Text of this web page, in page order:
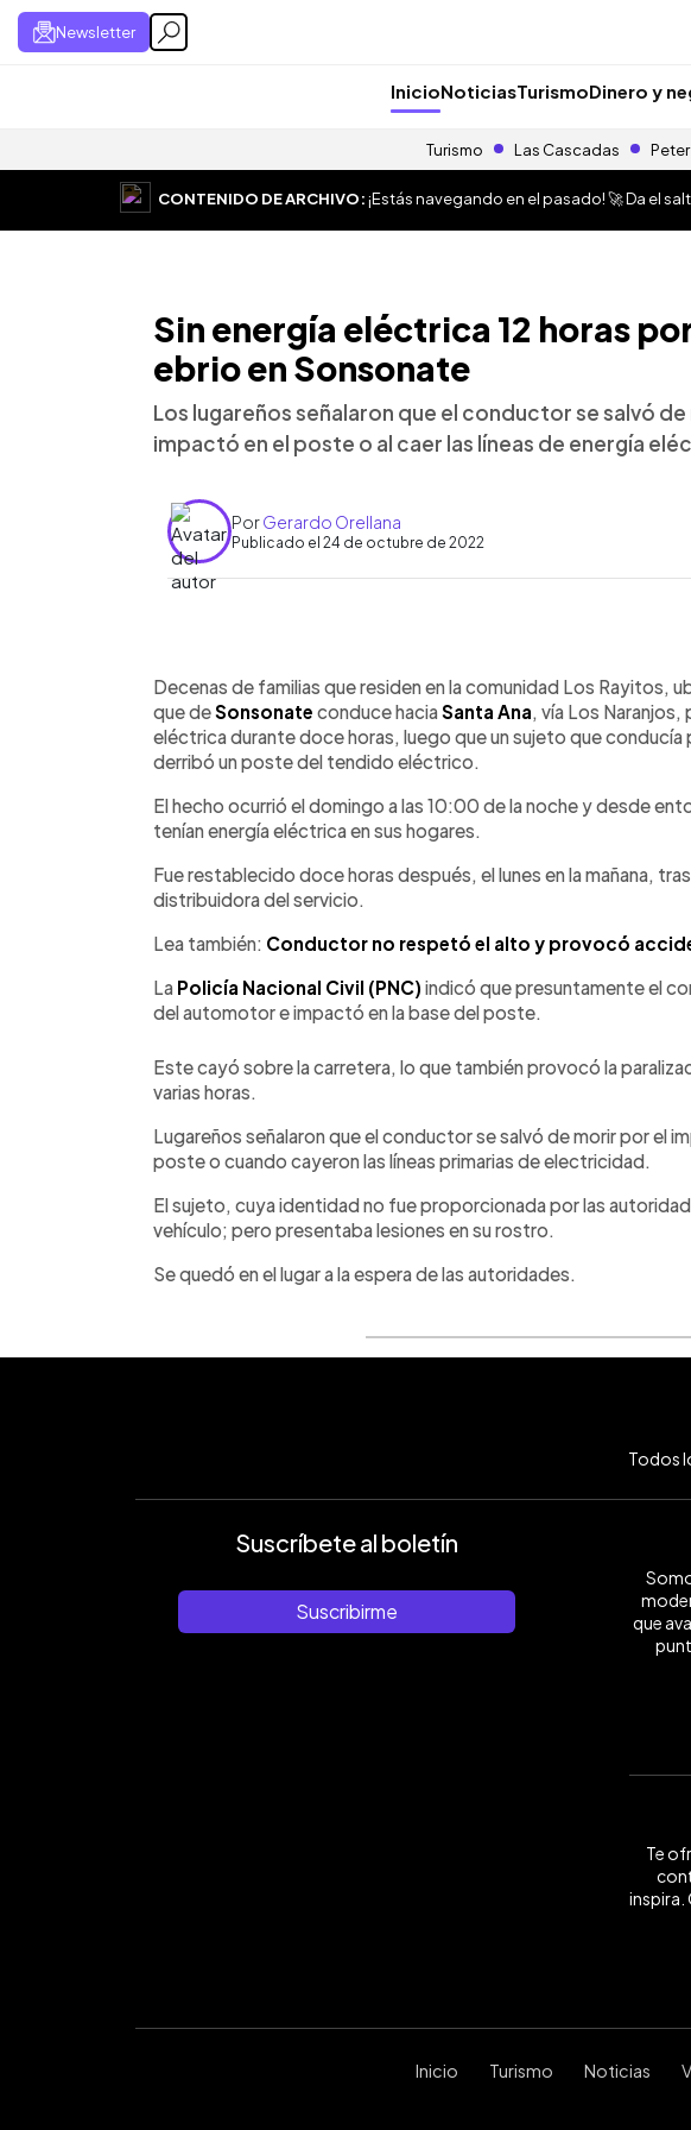
Newsletter
InicioNoticiasTurismoDinero y
Turismo Las Cascadas
CONTENIDO DE ARCHIVO:¡Estás navegando en el pasado! 🚀 Da el
Sin energía eléctrica 12 horas
ebrio en Sonsonate
Los lugareños señalaron que el conductor se salvó
impactó en el poste o al caer las líneas de energía
PorGerardo Orellana
Publicado el 24 de octubre de 2022
► Escuchar artículo
Decenas de familias que residen en la comunidad Los Rayitos,
que deSonsonate conduce haciaSanta Ana, vía Los Naranjos,
eléctrica durante doce horas, luego que un sujeto que
derribó un poste del tendido eléctrico.
El hecho ocurrió el domingo a las 10:00 de la noche y desde
tenían energía eléctrica en sus hogares.
Fue restablecido doce horas después, el lunes en la mañana,
distribuidora del servicio.
Lea también: Conductor no respetó el alto y provocó
La Policía Nacional Civil (PNC) indicó que presuntamente el
del automotor e impactó en la base del poste.
Este cayó sobre la carretera, lo que también provocó la
varias horas.
Lugareños señalaron que el conductor se salvó de morir por el
poste o cuando cayeron las líneas primarias de electricidad.
El sujeto, cuya identidad no fue proporcionada por las
vehículo; pero presentaba lesiones en su rostro.
Se quedó en el lugar a la espera de las autoridades.
Todos
Suscríbete al boletín
Suscribirme
que
Te
inspira.
Inicio Turismo Noticias